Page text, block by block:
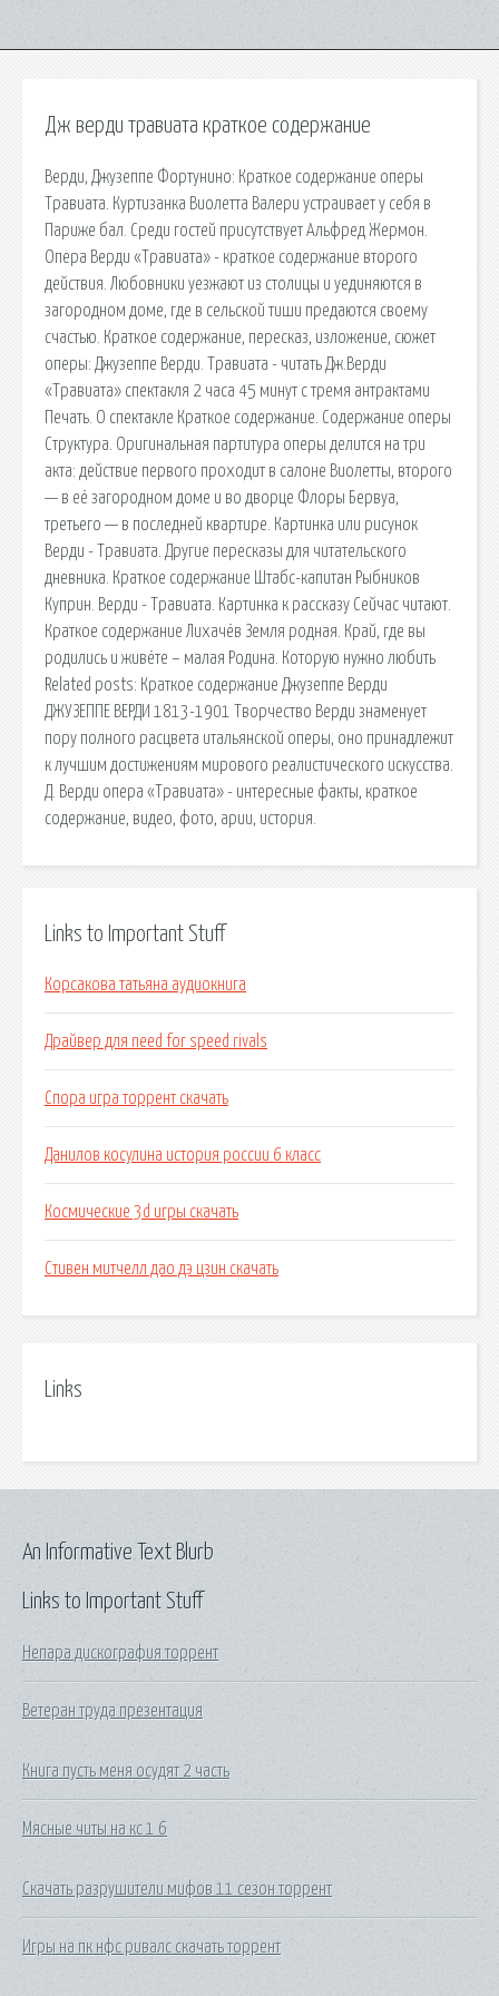
Дж верди травиата краткое содержание
Верди, Джузеппе Фортунино: Краткое содержание оперы
Травиата. Куртизанка Виолетта Валери устраивает у себя в
Париже бал. Среди гостей присутствует Альфред Жермон.
Опера Верди «Травиата» - краткое содержание второго
действия. Любовники уезжают из столицы и уединяются в
загородном доме, где в сельской тиши предаются своему
счастью. Краткое содержание, пересказ, изложение, сюжет
оперы: Джузеппе Верди. Травиата - читать Дж.Верди
«Травиата» спектакля 2 часа 45 минут с тремя антрактами
Печать. О спектакле Краткое содержание. Содержание оперы
Структура. Оригинальная партитура оперы делится на три
акта: действие первого проходит в салоне Виолетты, второго
— в её загородном доме и во дворце Флоры Бервуа,
третьего — в последней квартире. Картинка или рисунок
Верди - Травиата. Другие пересказы для читательского
дневника. Краткое содержание Штабс-капитан Рыбников
Куприн. Верди - Травиата. Картинка к рассказу Сейчас читают.
Краткое содержание Лихачёв Земля родная. Край, где вы
родились и живёте – малая Родина. Которую нужно любить
Related posts: Краткое содержание Джузеппе Верди
ДЖУЗЕППЕ ВЕРДИ 1813-1901 Творчество Верди знаменует
пору полного расцвета итальянской оперы, оно принадлежит
к лучшим достижениям мирового реалистического искусства.
Д. Верди опера «Травиата» - интересные факты, краткое
содержание, видео, фото, арии, история.
Links to Important Stuff
Корсакова татьяна аудиокнига
Драйвер для need for speed rivals
Спора игра торрент скачать
Данилов косулина история россии 6 класс
Космические 3d игры скачать
Стивен митчелл дао дэ цзин скачать
Links
Links to Important Stuff
Непара дискография торрент
Ветеран труда презентация
Книга пусть меня осудят 2 часть
Мясные читы на кс 1 6
Скачать разрушители мифов 11 сезон торрент
Игры на пк нфс ривалс скачать торрент
An Informative Text Blurb